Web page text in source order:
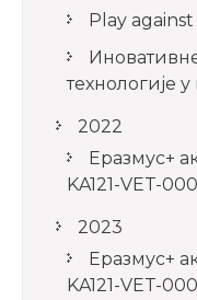
Play
технологије
2022
Еразмус+
KA121-VET-
2023
Еразмус+
KA121-VET-